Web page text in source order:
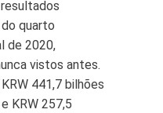
quarto
de 2020,
vistos antes.
441,7 bilhões
KRW 257,5